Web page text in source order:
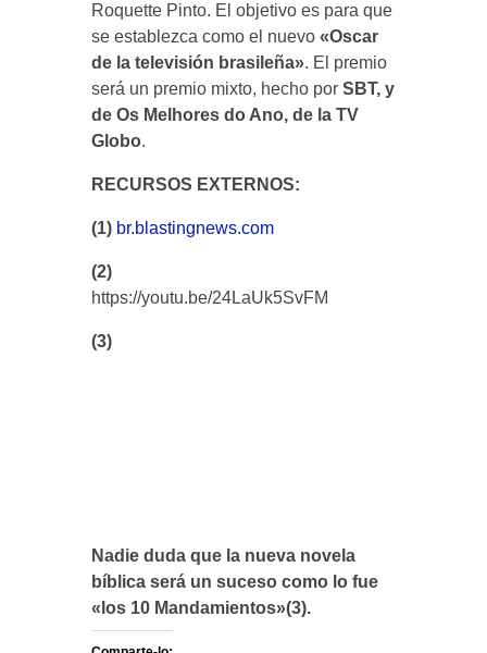
Roquette Pinto. El objetivo es para que
se establezca como el nuevo «Oscar
de la televisión brasileña». El premio
será un premio mixto, hecho por SBT, y
de Os Melhores do Ano, de la TV
Globo.
RECURSOS EXTERNOS:
(1) br.blastingnews.com
(2)
https://youtu.be/24LaUk5SvFM
(3)
Nadie duda que la nueva novela
bíblica será un suceso como lo fue
«los 10 Mandamientos»(3).